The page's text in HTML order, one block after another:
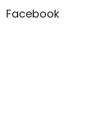
Facebook